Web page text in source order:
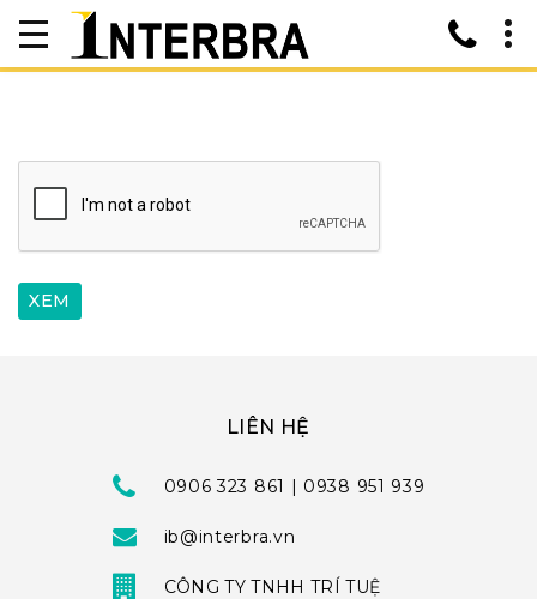
LIÊN HỆ
0906 323 861 | 0938 951 939
ib@interbra.vn
CÔNG TY TNHH TRÍ TUỆ